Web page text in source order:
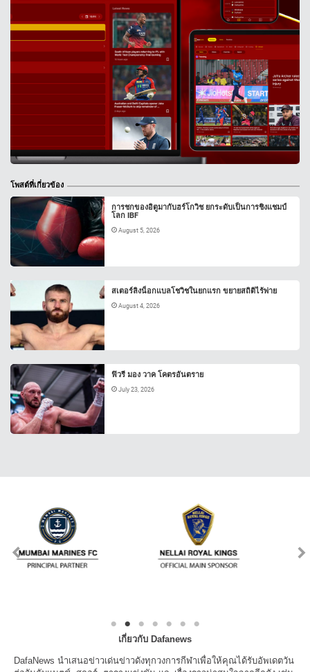
โพสต์ที่เกี่ยวข้อง
การชกของอิตูมากับฮร์โกวิช ยกระดับเป็นการชิงแชมป์
โลก IBF
August 5, 2026
สเตอร์ลิงน็อกแบลโชวิชในยกแรก ขยายสถิติไร้พ่าย
August 4, 2026
ฟิวรี มอง วาค โคตรอันตราย
July 23, 2026
เกี่ยวกับ Dafanews
DafaNews นำเสนอข่าวเด่นข่าวดังทุกวงการกีฬาเพื่อให้คุณได้รับอัพเดตวัน